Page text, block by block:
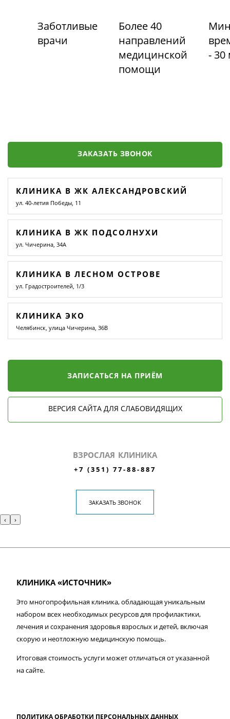
Заботливые
врачи
Более 40
направлений
медицинской
помощи
- 30
ЗАКАЗАТЬ ЗВОНОК
КЛИНИКА В ЖК АЛЕКСАНДРОВСКИЙ
ул. 40-летия Победы, 11
КЛИНИКА В ЖК ПОДСОЛНУХИ
ул. Чичерина, 34А
КЛИНИКА В ЛЕСНОМ ОСТРОВЕ
ул. Градостроителей, 1/3
КЛИНИКА ЭКО
Челябинск, улица Чичерина, 36В
ЗАПИСАТЬСЯ НА ПРИЁМ
ВЕРСИЯ САЙТА ДЛЯ СЛАБОВИДЯЩИХ
ВЗРОСЛАЯ КЛИНИКА
+7 (351) 77-88-887
ЗАКАЗАТЬ ЗВОНОК
‹ ›
КЛИНИКА «ИСТОЧНИК»
Это многопрофильная клиника, обладающая уникальным
набором всех необходимых ресурсов для профилактики,
лечения и сохранения здоровья взрослых и детей, включая
скорую и неотложную медицинскую помощь.
Итоговая стоимость услуги может отличаться от указанной
на сайте.
ПОЛИТИКА ОБРАБОТКИ ПЕРСОНАЛЬНЫХ ДАННЫХ